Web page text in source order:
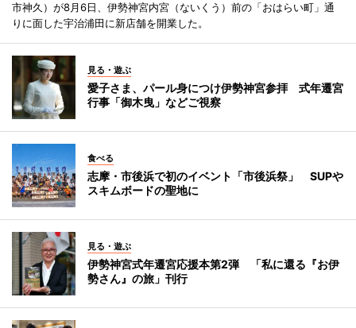
市神久）が8月6日、伊勢神宮内宮（ないくう）前の「おはらい町」通
りに面した宇治浦田に新店舗を開業した。
見る・遊ぶ
愛子さま、パール身につけ伊勢神宮参拝 式年遷宮
行事「御木曳」などご視察
食べる
志摩・市後浜で初のイベント「市後浜祭」 SUPや
スキムボードの聖地に
見る・遊ぶ
伊勢神宮式年遷宮応援本第2弾 「私に還る『お伊
勢さん』の旅」刊行